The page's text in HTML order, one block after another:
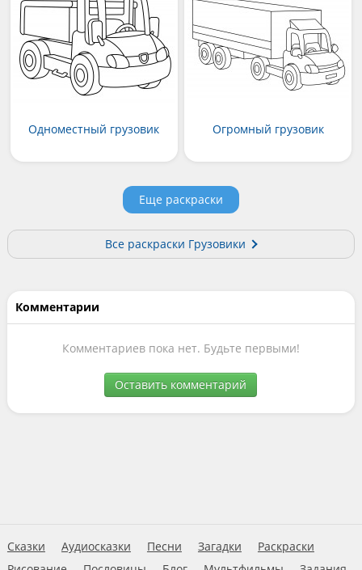
Одноместный грузовик Огромный грузовик
Еще раскраски
Все раскраски Грузовики
Комментарии
Комментариев пока нет. Будьте первыми!
Оставить комментарий
Сказки Аудиосказки Песни Загадки
Раскраски